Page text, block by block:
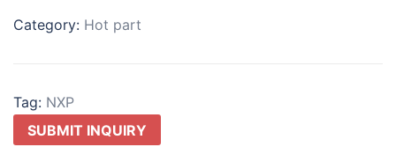
Category: Hot part
Tag: NXP
SUBMIT INQUIRY